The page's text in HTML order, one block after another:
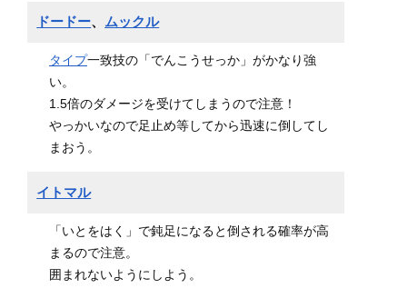
ドードー、 ムックル
タイプ一致技の「でんこうせっか」がかなり強
い。
1.5倍のダメージを受けてしまうので注意！
やっかいなので足止め等してから迅速に倒してし
まおう。
イトマル
「いとをはく」で鈍足になると倒される確率が高
まるので注意。
囲まれないようにしよう。